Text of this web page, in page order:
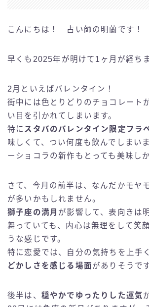
こんにちは！ 占い師の明蘭です！
早くも2025年が明けて1ヶ月が経ち
2月といえばバレンタイン！
街中には色とりどりのチョコレート
い目を引かれてしまいます。
特に スタバのバレンタイン限定フラ
味しくて、つい何度も飲んでしまい
ーショコラの新作もとっても美味し
さて、今月の前半は、なんだかモヤ
が多いかもしれません。
獅子座の満月 が影響して、表向きは
舞っていても、内心は無理をして笑
うな感じです。
特に恋愛では、自分の気持ちを上手
どかしさを感じる場面がありそうです
後半は、 穏やかでゆったりした運気